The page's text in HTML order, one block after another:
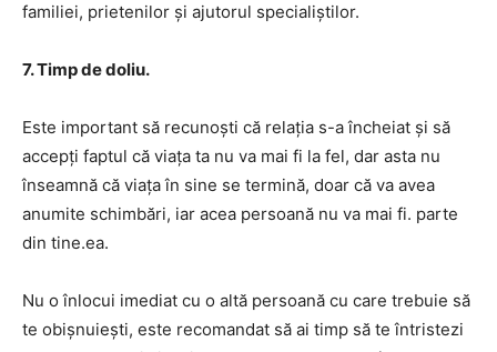
familiei, prietenilor și ajutorul specialiștilor.
7. Timp de doliu.
Este important să recunoști că relația s-a încheiat și să
accepți faptul că viața ta nu va mai fi la fel, dar asta nu
înseamnă că viața în sine se termină, doar că va avea
anumite schimbări, iar acea persoană nu va mai fi. parte
din tine.ea.
Nu o înlocui imediat cu o altă persoană cu care trebuie să
te obișnuiești, este recomandat să ai timp să te întristezi